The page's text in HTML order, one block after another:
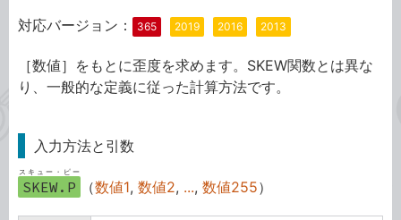
対応バージョン： 365 2019 2016 2013
［数値］をもとに歪度を求めます。SKEW関数とは異な
り、一般的な定義に従った計算方法です。
入力方法と引数
SKEW.P
スキュー・ピー
（数値1, 数値2, ..., 数値255）